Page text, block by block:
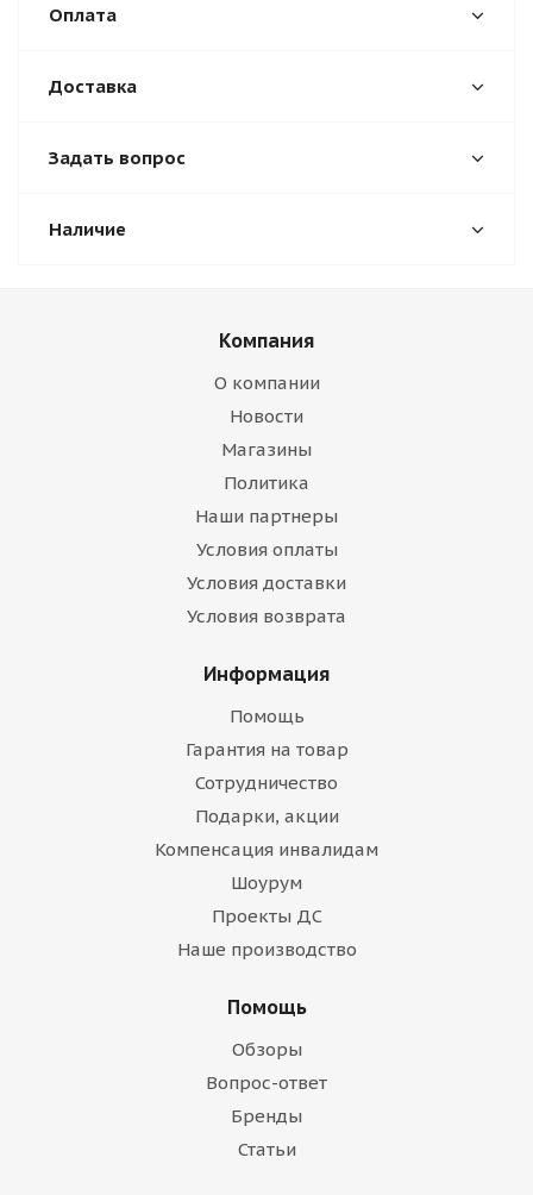
Оплата
Доставка
Задать вопрос
Наличие
Компания
О компании
Новости
Магазины
Политика
Наши партнеры
Условия оплаты
Условия доставки
Условия возврата
Информация
Помощь
Гарантия на товар
Сотрудничество
Подарки, акции
Компенсация инвалидам
Шоурум
Проекты ДС
Наше производство
Помощь
Обзоры
Вопрос-ответ
Бренды
Статьи